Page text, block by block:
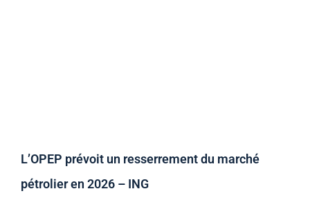
L’OPEP prévoit un resserrement du marché
pétrolier en 2026 – ING